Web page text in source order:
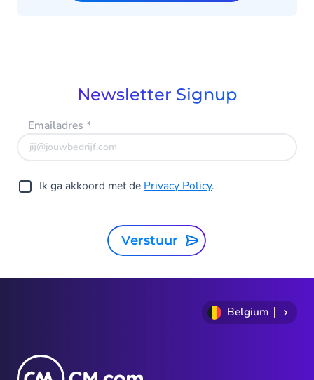
Newsletter Signup
Emailadres *
Ik ga akkoord met dePrivacy Policy.
Verstuur
Belgium